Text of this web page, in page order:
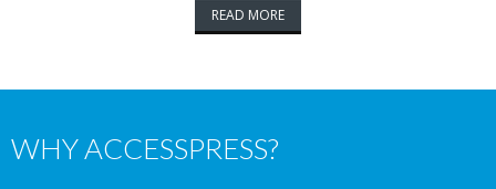
READ MORE
WHY ACCESSPRESS?